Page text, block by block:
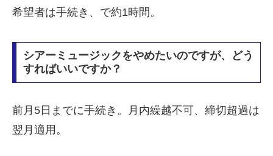
希望者は手続き、で約1時間。
シアーミュージックをやめたいのですが、どう
すればいいですか？
前月5日までに手続き。月内繰越不可、締切超過は
翌月適用。